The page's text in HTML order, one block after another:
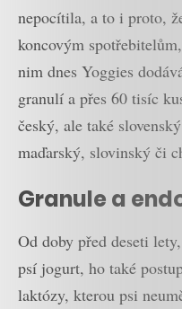
nepocítila, a to i proto,
koncovým
nim dnes Yoggies
granulí a přes 60 tisíc
český, ale také
maďarský, slovinský či
Granule a
Od doby před deseti
psí jogurt, ho také
laktózy, kterou psi